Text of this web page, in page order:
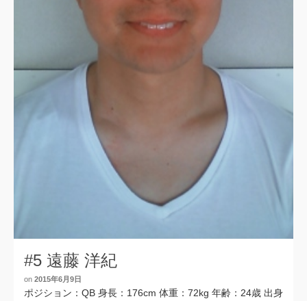
#5 遠藤 洋紀
on 2015年6月9日
ポジション：QB 身長：176cm 体重：72kg 年齢：24歳 出身